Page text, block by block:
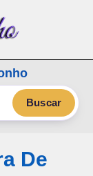
Buscar
De